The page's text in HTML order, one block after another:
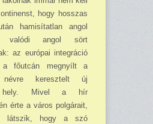
hogy hosszas
hamisítatlan angol
valódi angol sört
az európai integráció
a főutcán meg­nyílt a
keresztelt új
hely. Mivel a hír
érte a város polgárait,
látszik, hogy a szó